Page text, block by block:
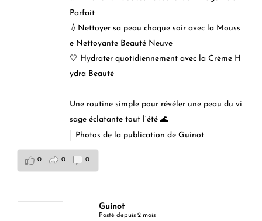
Parfait
💧Nettoyer sa peau chaque soir avec la Mouss
e Nettoyante Beauté Neuve
🤍 Hydrater quotidiennement avec la Crème H
ydra Beauté
Une routine simple pour révéler une peau du vi
sage éclatante tout l’été 🌊
Photos de la publication de Guinot
0 0 0
Guinot
Posté depuis 2 mois